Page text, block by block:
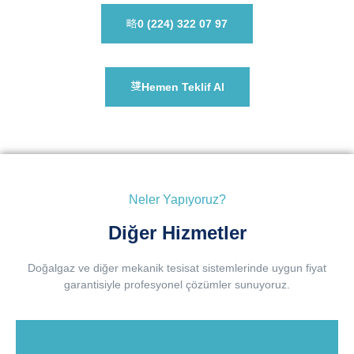
0 (224) 322 07 97
Hemen Teklif Al
Neler Yapıyoruz?
Diğer Hizmetler
Doğalgaz ve diğer mekanik tesisat sistemlerinde uygun fiyat
garantisiyle profesyonel çözümler sunuyoruz.